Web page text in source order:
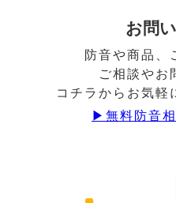
お問
防音や商品、
ご相談やお
コチラからお気軽
▶︎無料防音